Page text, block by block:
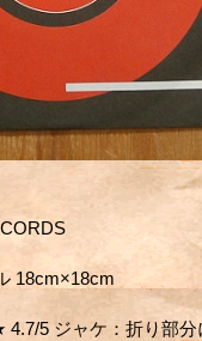
18cm×18cm
5 ジャケ：折り部分